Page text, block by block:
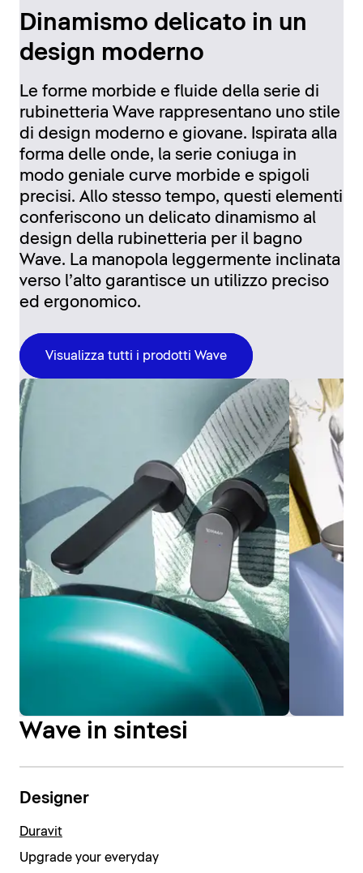
Dinamismo delicato in un
design moderno
Le forme morbide e fluide della serie di
rubinetteria Wave rappresentano uno stile
di design moderno e giovane. Ispirata alla
forma delle onde, la serie coniuga in
modo geniale curve morbide e spigoli
precisi. Allo stesso tempo, questi elementi
conferiscono un delicato dinamismo al
design della rubinetteria per il bagno
Wave. La manopola leggermente inclinata
verso l’alto garantisce un utilizzo preciso
ed ergonomico.
Visualizza tutti i prodotti Wave
Wave in sintesi
Designer
Duravit
Upgrade your everyday